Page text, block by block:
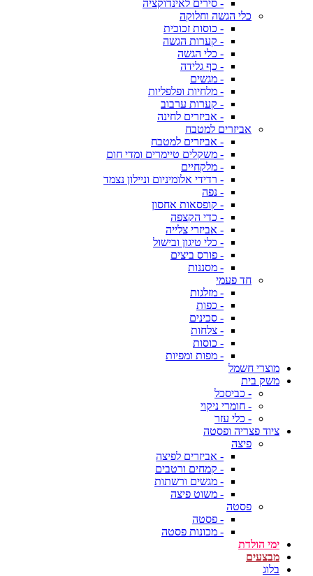
- סירים לאינדוקציה
כלי הגשה וחלוקה
- כוסות זכוכית
- קערות הגשה
- כלי הגשה
- כף גלידה
- מגשים
- מלחיות ופלפליות
- קערות ערבוב
- אביזרים לחינה
אביזרים למטבח
- אביזרים למטבח
- משקלים טיימרים ומדי חום
- מלקחיים
- רדידי אלומיניום וניילון נצמד
- נפה
- קופסאות אחסון
- כדי הקצפה
- אביזרי צלייה
- כלי טיגון ובישול
- פורס ביצים
- מסננות
חד פעמי
- מזלגות
- כפות
- סכינים
- צלחות
- כוסות
- מפות ומפיות
מוצרי חשמל
משק בית
- כביסכל
- חומרי ניקוי
- כלי עזר
ציוד פצריה ופסטה
פיצה
- אביזרים לפיצה
- קמחים ורטבים
- מגשים ורשתות
- משוט פיצה
פסטה
- פסטה
- מכונות פסטה
ימי הולדת
מבצעים
בלוג